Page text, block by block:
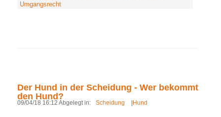
Umgangsrecht
Der Hund in der Scheidung - Wer bekommt
den Hund?
09/04/18 16:12 Abgelegt in: Scheidung Hund